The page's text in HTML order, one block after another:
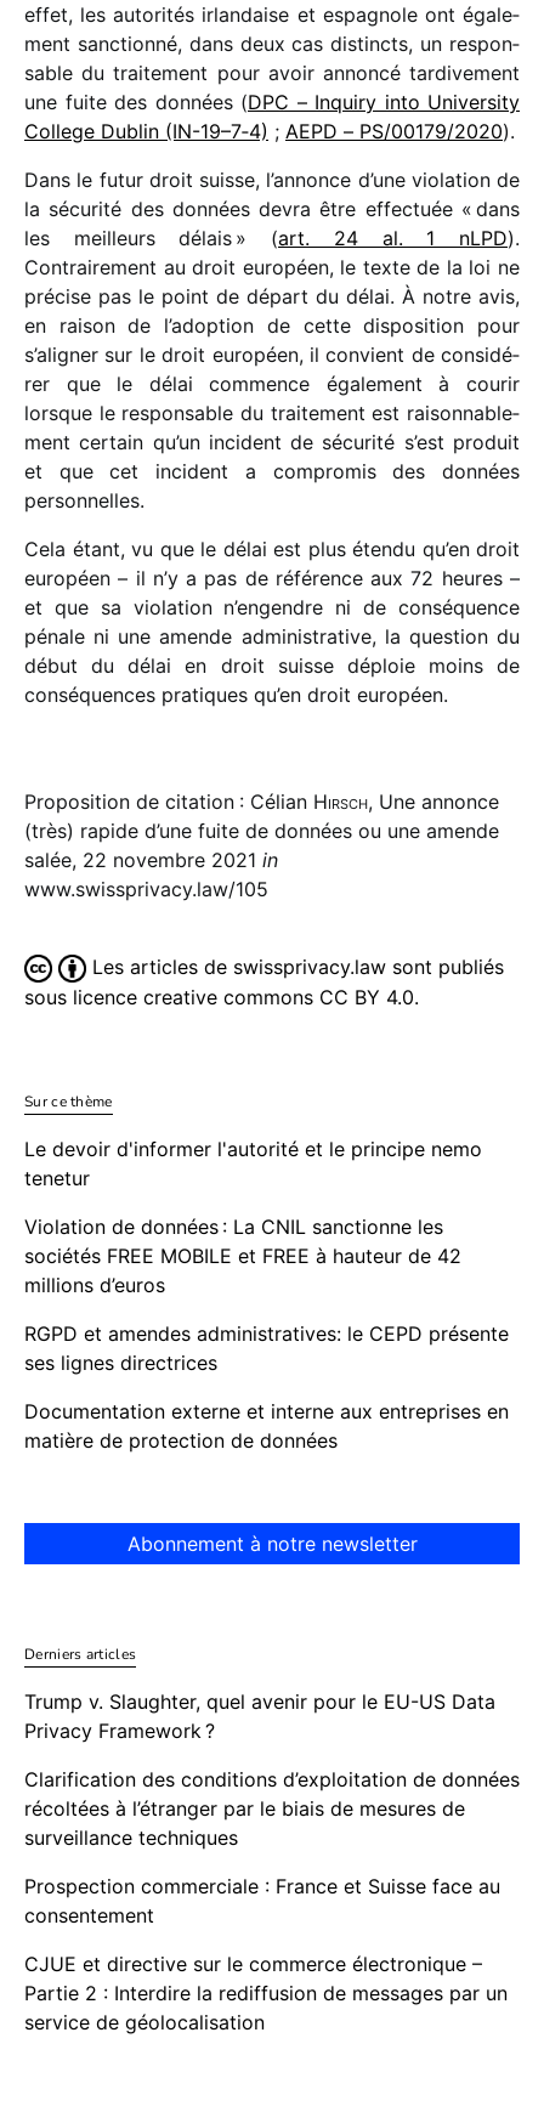
effet, les auto­ri­tés irlan­daise et espa­gnole ont égale­
ment sanc­tionné, dans deux cas distincts, un respon­
sable du trai­te­ment pour avoir annoncé tardi­ve­ment
une fuite des données (DPC – Inquiry into University
College Dublin (IN-19–7‑4) ; AEPD – PS/​00179/​2020).
Dans le futur droit suisse, l’annonce d’une viola­tion de
la sécu­rité des données devra être effec­tuée « dans
les meilleurs délais » (art. 24 al. 1 nLPD).
Contrairement au droit euro­péen, le texte de la loi ne
précise pas le point de départ du délai. À notre avis,
en raison de l’adoption de cette dispo­si­tion pour
s’aligner sur le droit euro­péen, il convient de consi­dé­
rer que le délai commence égale­ment à courir
lorsque le respon­sable du trai­te­ment est raison­na­ble­
ment certain qu’un inci­dent de sécu­rité s’est produit
et que cet inci­dent a compro­mis des données
personnelles.
Cela étant, vu que le délai est plus étendu qu’en droit
euro­péen – il n’y a pas de réfé­rence aux 72 heures –
et que sa viola­tion n’engendre ni de consé­quence
pénale ni une amende admi­nis­tra­tive, la ques­tion du
début du délai en droit suisse déploie moins de
consé­quences pratiques qu’en droit européen.
Proposition de citation : Célian Hirsch, Une annonce
(très) rapide d’une fuite de données ou une amende
salée, 22 novembre 2021 in
www.swissprivacy.law/105
Les articles de swissprivacy.law sont publiés
sous licence creative commons CC BY 4.0.
Sur ce thème
Le devoir d'informer l'autorité et le principe nemo
tenetur
Violation de données : La CNIL sanctionne les
sociétés FREE MOBILE et FREE à hauteur de 42
millions d’euros
RGPD et amendes administratives: le CEPD présente
ses lignes directrices
Documentation externe et interne aux entreprises en
matière de protection de données
Abonnement à notre newsletter
Derniers articles
Trump v. Slaughter, quel avenir pour le EU-US Data
Privacy Framework ?
Clarification des conditions d’exploitation de données
récoltées à l’étranger par le biais de mesures de
surveillance techniques
Prospection commerciale : France et Suisse face au
consentement
CJUE et directive sur le commerce électronique –
Partie 2 : Interdire la rediffusion de messages par un
service de géolocalisation